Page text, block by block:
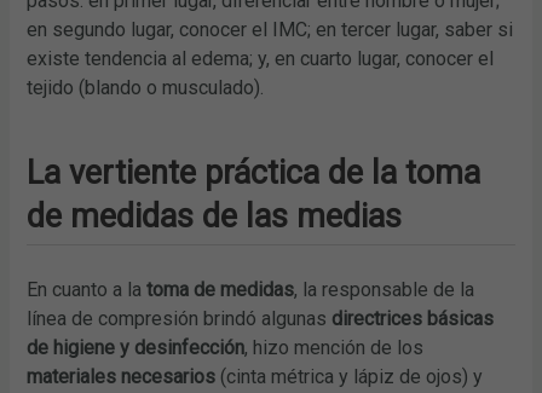
en segundo lugar, conocer el IMC; en tercer lugar, saber si
existe tendencia al edema; y, en cuarto lugar, conocer el
tejido (blando o musculado).
La vertiente práctica de la toma
de medidas de las medias
En cuanto a latoma de medidas, la responsable de la
línea de compresión brindó algunas directrices básicas
de higiene y desinfección, hizo mención de los
materiales necesarios (cinta métrica y lápiz de ojos) y